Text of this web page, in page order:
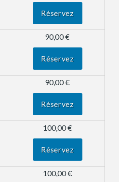
Réservez
90,00 €
Réservez
90,00 €
Réservez
100,00 €
Réservez
100,00 €